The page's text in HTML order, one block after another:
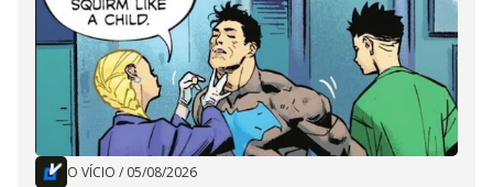
O VÍCIO / 05/08/2026